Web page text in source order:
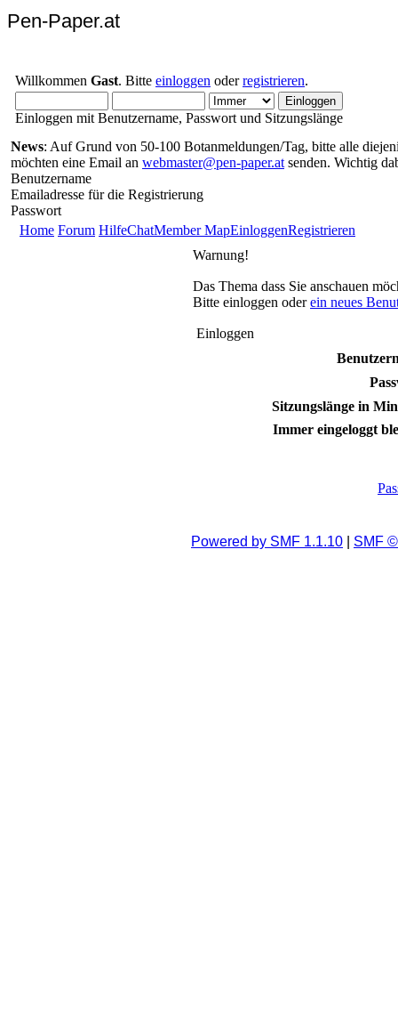
Pen-Paper.at
Willkommen Gast. Bitte einloggen oderregistrieren.
Einloggen mit Benutzername, Passwort und Sitzungslänge
News: Auf Grund von 50-100 Botanmeldungen/Tag, bitte alle
möchten eine Email an webmaster@pen-paper.at senden. Wichtig
Benutzername
Emailadresse für die Registrierung
Passwort
Home Forum HilfeChatMember MapEinloggenRegistrieren
Warnung!
Das Thema dass Sie anschauen
Bitte einloggen oderein neues
Einloggen
Sitzungslänge in
Immer eingeloggt
Powered by SMF 1.1.10 SMF